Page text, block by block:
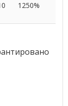
1250%